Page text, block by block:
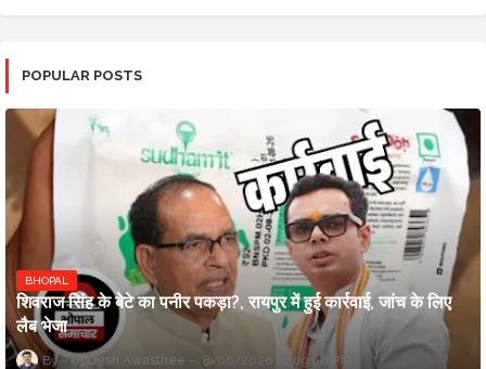
POPULAR POSTS
BHOPAL
शिवराज सिंह के बेटे का पनीर पकड़ा?, रायपुर में हुई कार्रवाई, जांच के लिए
लैब भेजा
Updesh Awasthee 8/06/2026 10:09:00 PM